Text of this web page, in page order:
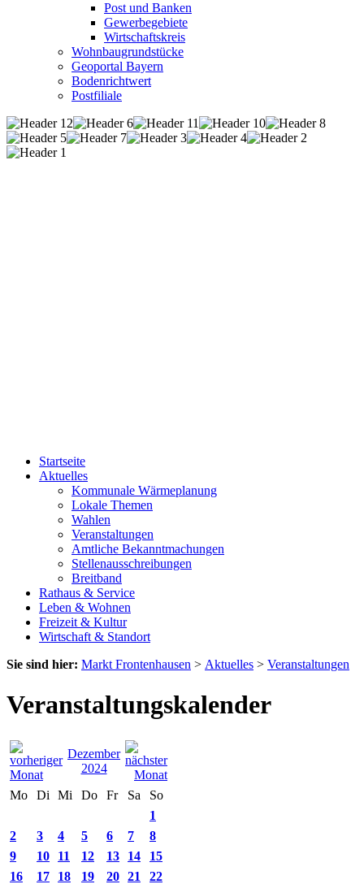
Post und Banken
Gewerbegebiete
Wirtschaftskreis
Wohnbaugrundstücke
Geoportal Bayern
Bodenrichtwert
Postfiliale
Startseite
Aktuelles
Kommunale Wärmeplanung
Lokale Themen
Wahlen
Veranstaltungen
Amtliche Bekanntmachungen
Stellenausschreibungen
Breitband
Rathaus & Service
Leben & Wohnen
Freizeit & Kultur
Wirtschaft & Standort
Sie sind hier: Markt Frontenhausen > Aktuelles > Veranstaltungen
Veranstaltungskalender
Dezember
2024
Mo
Di Mi Do Fr Sa
So
1
2
3 4 5 6 7
8
9
10 11 12 13 14
15
16
17 18 19 20 21
22